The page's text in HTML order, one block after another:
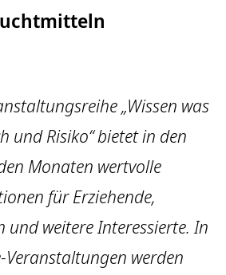
„Wissen was
und Risiko“ bietet in den
Monaten wertvolle
für Erziehende,
und weitere Interessierte. In
Veranstaltungen werden